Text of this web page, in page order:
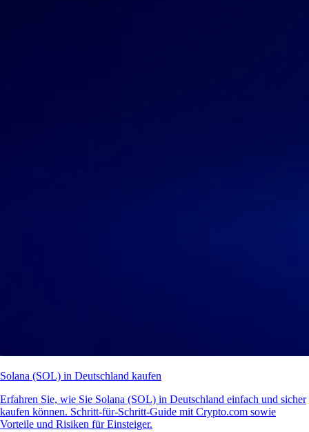
Solana (SOL) in Deutschland kaufen
Erfahren Sie, wie Sie Solana (SOL) in Deutschland einfach und sicher
kaufen können. Schritt-für-Schritt-Guide mit Crypto.com sowie
Vorteile und Risiken für Einsteiger.